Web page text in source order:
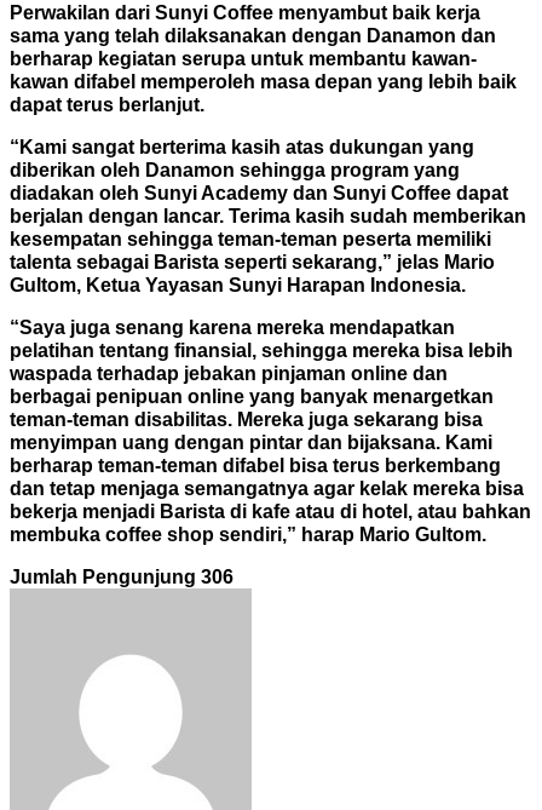
Perwakilan dari Sunyi Coffee menyambut baik kerja
sama yang telah dilaksanakan dengan Danamon dan
berharap kegiatan serupa untuk membantu kawan-
kawan difabel memperoleh masa depan yang lebih baik
dapat terus berlanjut.
“Kami sangat berterima kasih atas dukungan yang
diberikan oleh Danamon sehingga program yang
diadakan oleh Sunyi Academy dan Sunyi Coffee dapat
berjalan dengan lancar. Terima kasih sudah memberikan
kesempatan sehingga teman-teman peserta memiliki
talenta sebagai Barista seperti sekarang,” jelas Mario
Gultom, Ketua Yayasan Sunyi Harapan Indonesia.
“Saya juga senang karena mereka mendapatkan
pelatihan tentang finansial, sehingga mereka bisa lebih
waspada terhadap jebakan pinjaman online dan
berbagai penipuan online yang banyak menargetkan
teman-teman disabilitas. Mereka juga sekarang bisa
menyimpan uang dengan pintar dan bijaksana. Kami
berharap teman-teman difabel bisa terus berkembang
dan tetap menjaga semangatnya agar kelak mereka bisa
bekerja menjadi Barista di kafe atau di hotel, atau bahkan
membuka coffee shop sendiri,” harap Mario Gultom.
Jumlah Pengunjung 306